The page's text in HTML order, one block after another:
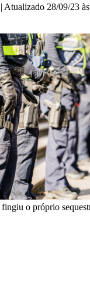
| Atualizado 28/09/23
o próprio